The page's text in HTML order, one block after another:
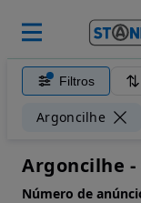
Filtros
Argoncilhe
Argoncilhe -
Número de